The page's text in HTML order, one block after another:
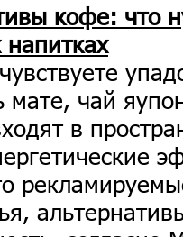
кофе: что
мате, чай
в